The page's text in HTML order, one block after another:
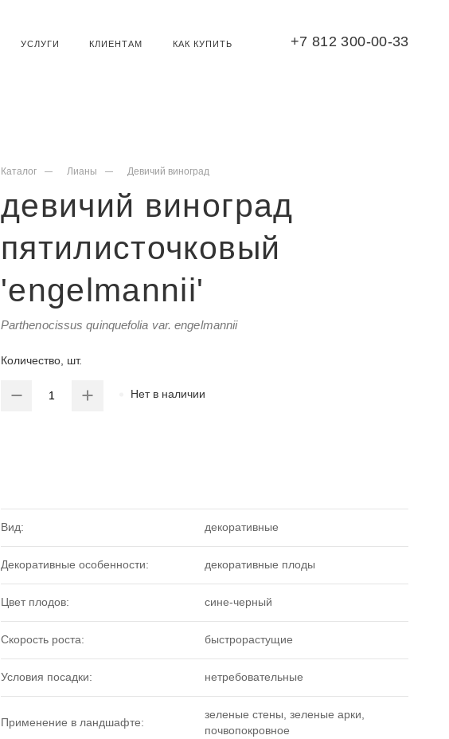
УСЛУГИ КЛИЕНТАМ КАК КУПИТЬ +7 812 300-00-33
Каталог Лианы Девичий виноград
девичий виноград
пятилисточковый
'engelmannii'
Parthenocissus quinquefolia var. engelmannii
Количество, шт.
Нет в наличии
Вид: декоративные
Декоративные особенности: декоративные плоды
Цвет плодов: сине-черный
Скорость роста: быстрорастущие
Условия посадки: нетребовательные
Применение в ландшафте:
зеленые стены, зеленые арки,
почвопокровное